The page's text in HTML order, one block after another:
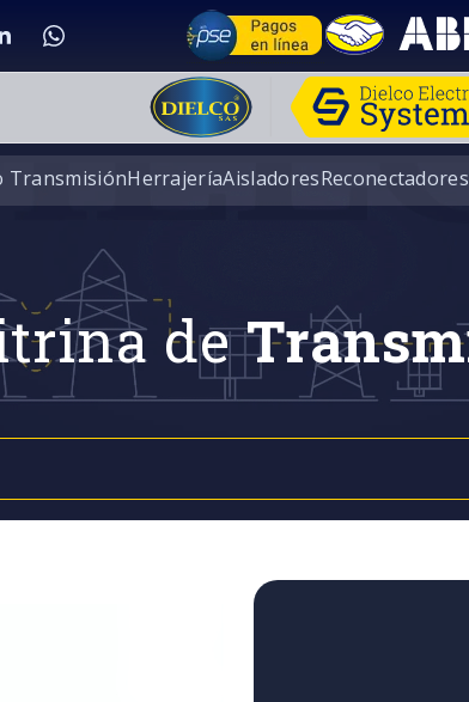
TransmisiónHerrajeríaAisladoresReconectadores
de